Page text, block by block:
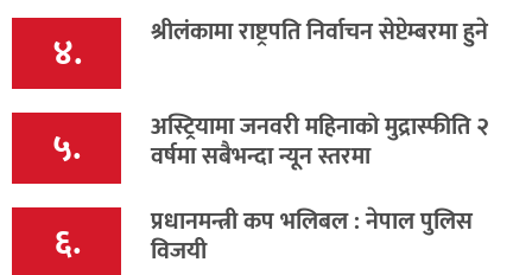
४. श्रीलंकामा राष्ट्रपति निर्वाचन सेप्टेम्बरमा हुने
५. अस्ट्रियामा जनवरी महिनाको मुद्रास्फीति २
वर्षमा सबैभन्दा न्यून स्तरमा
६. प्रधानमन्त्री कप भलिबल : नेपाल पुलिस
विजयी